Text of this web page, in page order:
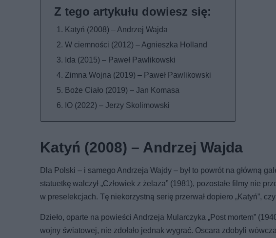
Katyń (2008) – Andrzej Wajda
W ciemności (2012) – Agnieszka Holland
Ida (2015) – Paweł Pawlikowski
Zimna Wojna (2019) – Paweł Pawlikowski
Boże Ciało (2019) – Jan Komasa
IO (2022) – Jerzy Skolimowski
Katyń (2008) – Andrzej Wajda
Dla Polski – i samego Andrzeja Wajdy – był to powrót na główną
statuetkę walczył „Człowiek z żelaza” (1981), pozostałe filmy nie
w preselekcjach. Tę niekorzystną serię przerwał dopiero „Katyń”,
Dzieło, oparte na powieści Andrzeja Mularczyka „Post mortem”
wojny światowej, nie zdołało jednak wygrać. Oscara zdobyli